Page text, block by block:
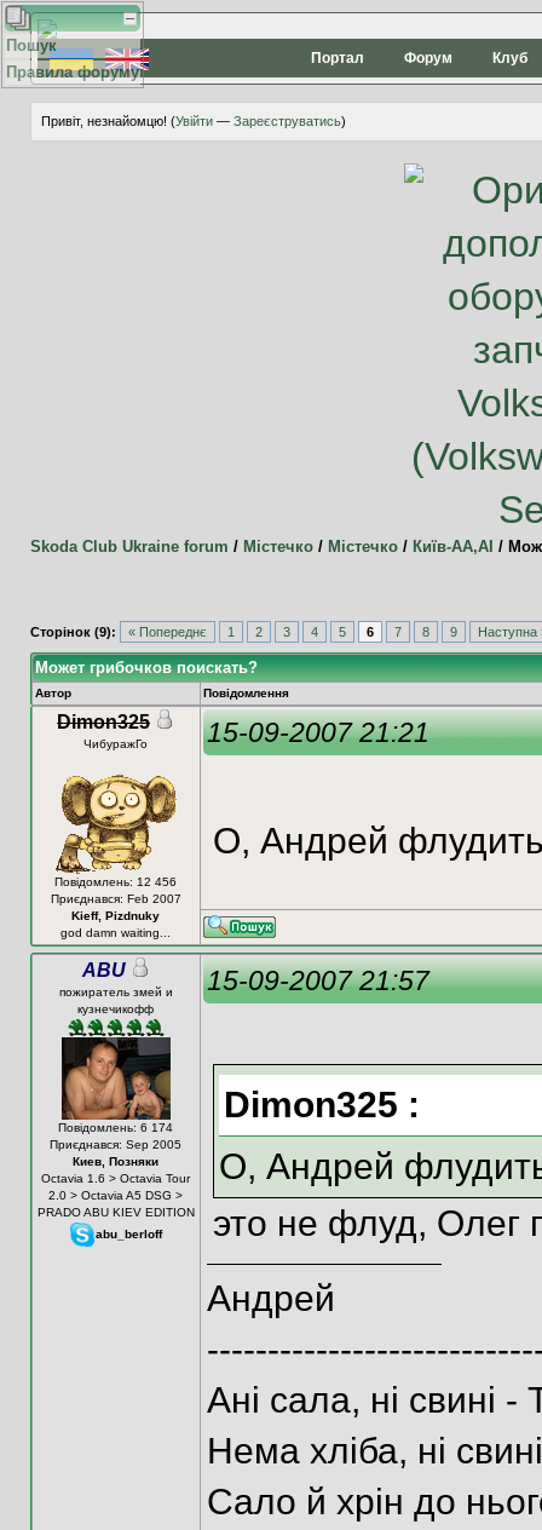
Портал Форум Клуб
Привіт, незнайомцю! (Увійти— Зареєструватись)
Skoda Club Ukraine forum / Містечко/ Містечко/ Київ-АА,АI /
Пошук
Правила форуму
Сторінок (9): « Попереднє 1 2 3 4 5 6 7 8 9 Наступна
Может грибочков поискать?
Автор Повідомлення
Dimon325
ЧибуражГо
Повідомлень: 12 456
Приєднався: Feb 2007
Kieff, Pizdnuky
god damn waiting...
15-09-2007 21:21
О, Андрей
ABU
пожиратель змей и
кузнечикофф
Повідомлень: 6 174
Приєднався: Sep 2005
Киев, Позняки
Octavia 1.6 > Octavia Tour
2.0 > Octavia A5 DSG >
PRADO ABU KIEV EDITION
abu_berloff
15-09-2007 21:57
Dimon325 :
О, Андрей
это не флуд, Олег
Андрей
Ані сала, ні свині -
Нема хліба, ні
Сало й хрін до